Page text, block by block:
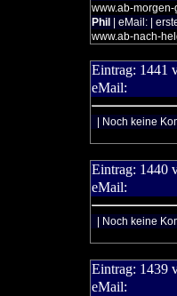
www.ab-
Phil
| eMail: |
www.ab-nach-
Eintrag: 1441
eMail:
| Noch keine
Eintrag: 1440
eMail:
| Noch keine
Eintrag: 1439
eMail: